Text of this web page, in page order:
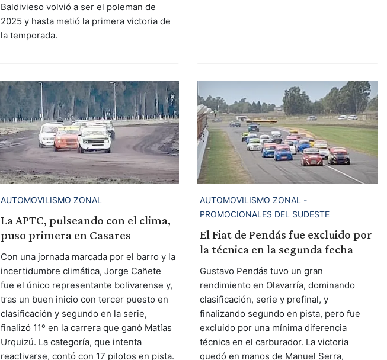
Baldivieso volvió a ser el poleman de
2025 y hasta metió la primera victoria de
la temporada.
AUTOMOVILISMO ZONAL
La APTC, pulseando con el clima,
puso primera en Casares
Con una jornada marcada por el barro y la
incertidumbre climática, Jorge Cañete
fue el único representante bolivarense y,
tras un buen inicio con tercer puesto en
clasificación y segundo en la serie,
finalizó 11º en la carrera que ganó Matías
Urquizú. La categoría, que intenta
reactivarse, contó con 17 pilotos en pista.
AUTOMOVILISMO ZONAL -
PROMOCIONALES DEL SUDESTE
El Fiat de Pendás fue excluido por
la técnica en la segunda fecha
Gustavo Pendás tuvo un gran
rendimiento en Olavarría, dominando
clasificación, serie y prefinal, y
finalizando segundo en pista, pero fue
excluido por una mínima diferencia
técnica en el carburador. La victoria
quedó en manos de Manuel Serra,